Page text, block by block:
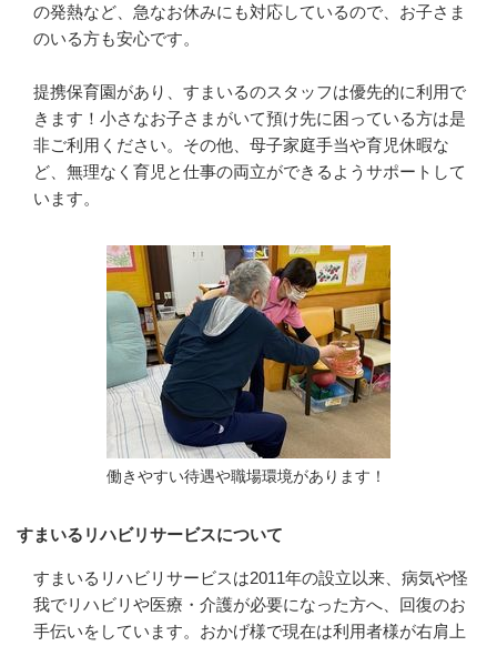
の発熱など、急なお休みにも対応しているので、お子さま
のいる方も安心です。
提携保育園があり、すまいるのスタッフは優先的に利用で
きます！小さなお子さまがいて預け先に困っている方は是
非ご利用ください。その他、母子家庭手当や育児休暇な
ど、無理なく育児と仕事の両立ができるようサポートして
います。
働きやすい待遇や職場環境があります！
すまいるリハビリサービスについて
すまいるリハビリサービスは2011年の設立以来、病気や怪
我でリハビリや医療・介護が必要になった方へ、回復のお
手伝いをしています。おかげ様で現在は利用者様が右肩上